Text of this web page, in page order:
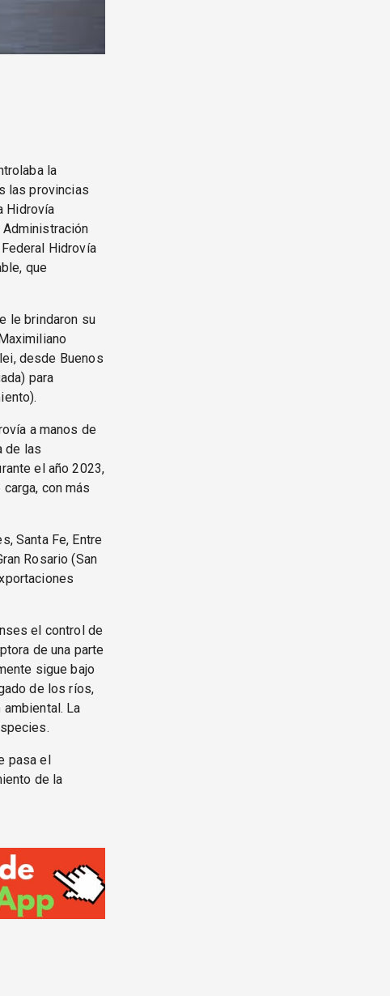
la
las provincias
Hidrovía
Hidrovía
que
le brindaron su
desde Buenos
para
a manos de
de las
el año 2023,
con más
Santa Fe, Entre
Rosario (San
el control de
de una parte
sigue bajo
de los ríos,
La
pasa el
de la